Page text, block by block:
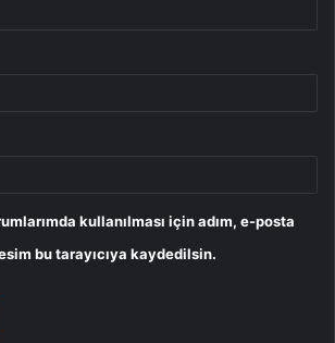
kullanılması için adım, e-posta
bu tarayıcıya kaydedilsin.